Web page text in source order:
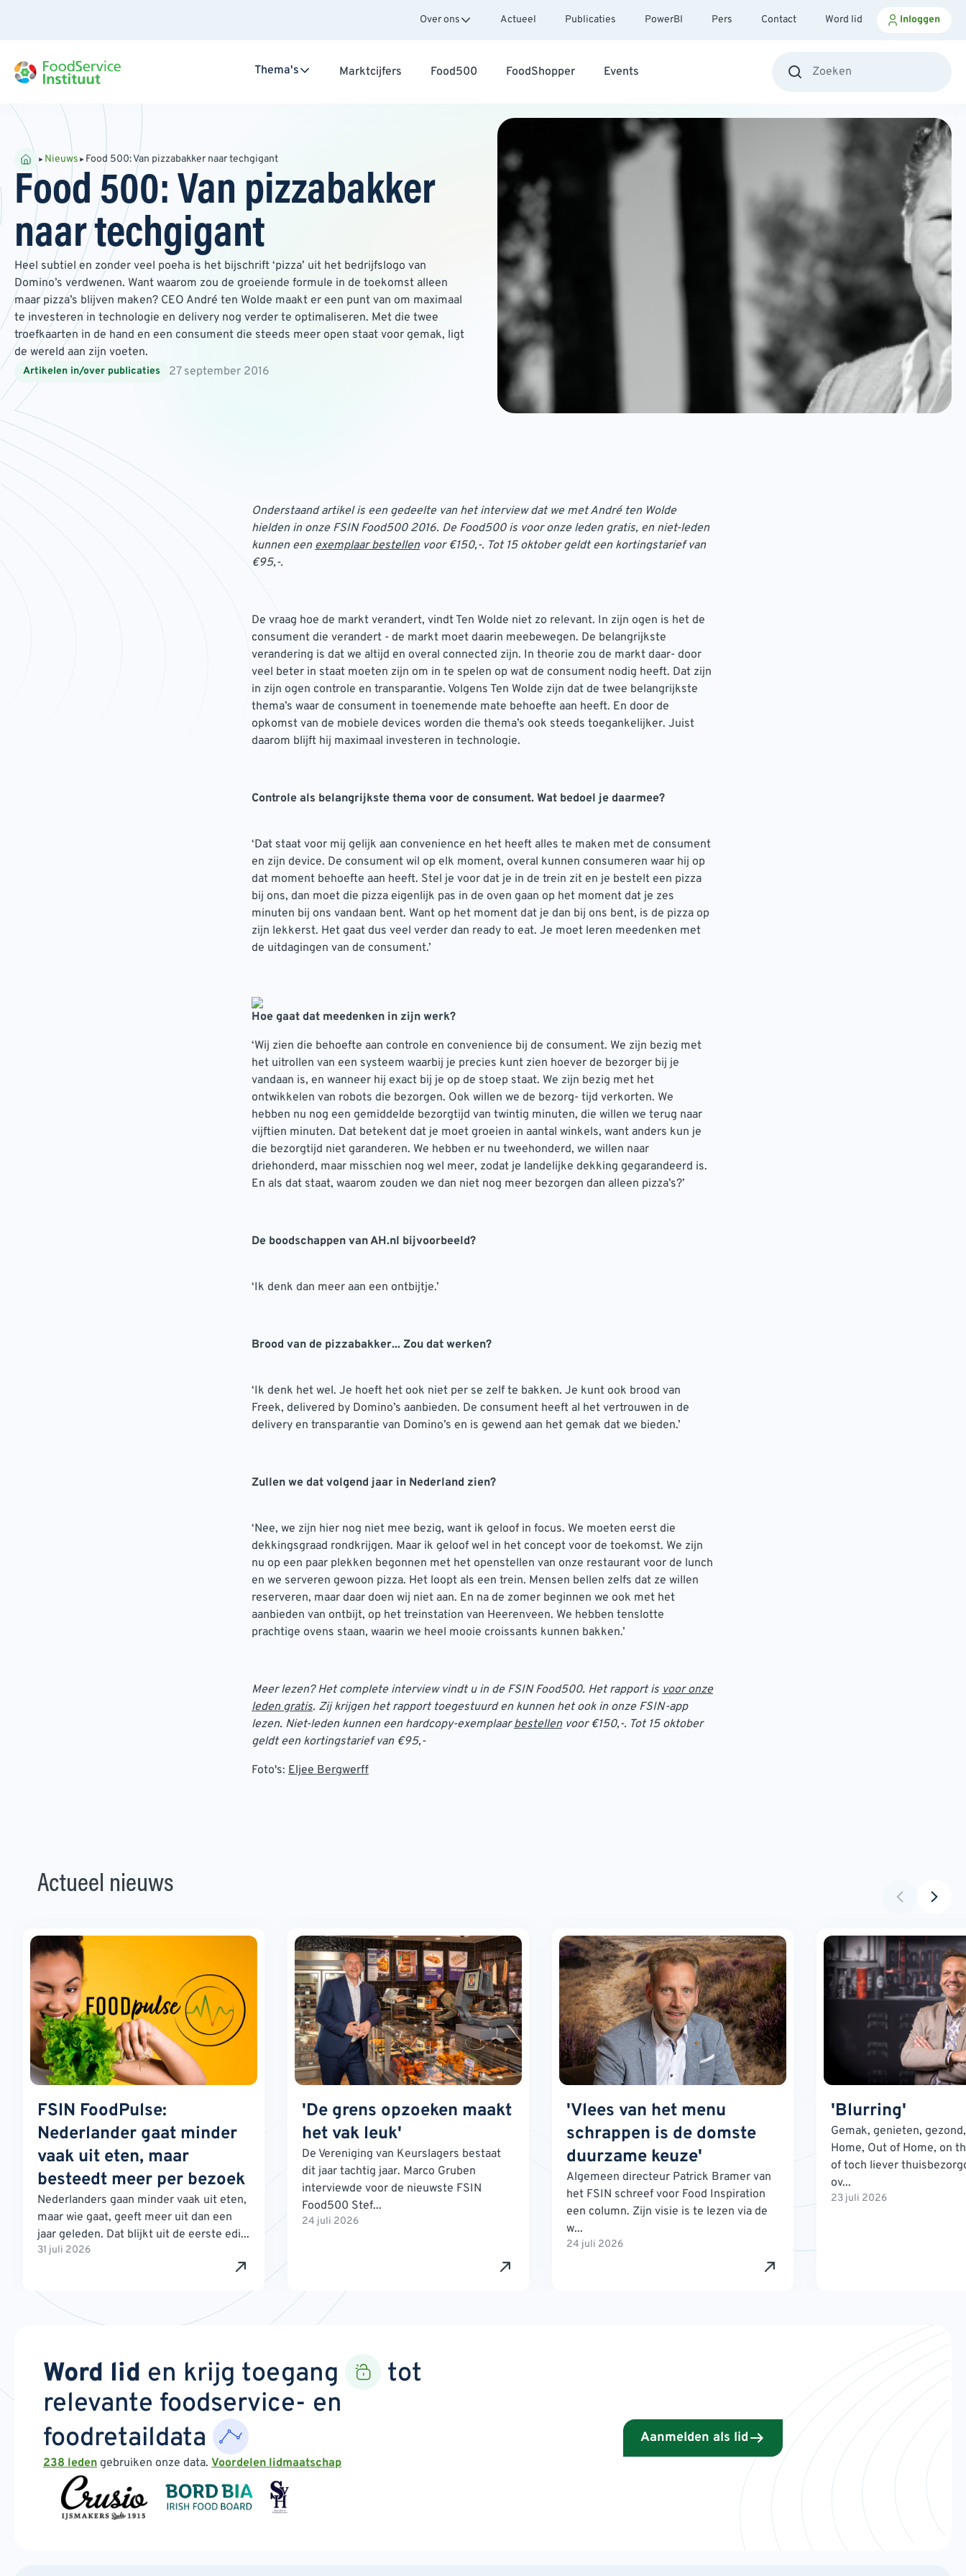
Over ons Actueel Publicaties PowerBI Pers Contact Word lid Inloggen
Thema's Marktcijfers Food500 FoodShopper Events
Nieuws Food 500: Van pizzabakker naar techgigant
Food 500: Van pizzabakker
naar techgigant
Heel subtiel en zonder veel poeha is het bijschrift ‘pizza’ uit het bedrijfslogo van
Domino’s verdwenen. Want waarom zou de groeiende formule in de toekomst alleen
maar pizza’s blijven maken? CEO André ten Wolde maakt er een punt van om maximaal
te investeren in technologie en delivery nog verder te optimaliseren. Met die twee
troefkaarten in de hand en een consument die steeds meer open staat voor gemak, ligt
de wereld aan zijn voeten.
Artikelen in/over publicaties 27 september 2016
Onderstaand artikel is een gedeelte van het interview dat we met André ten Wolde
hielden in onze FSIN Food500 2016. De Food500 is voor onze leden gratis, en niet-leden
kunnen een exemplaar bestellen voor €150,-. Tot 15 oktober geldt een kortingstarief van
€95,-.
De vraag hoe de markt verandert, vindt Ten Wolde niet zo relevant. In zijn ogen is het de
consument die verandert - de markt moet daarin meebewegen. De belangrijkste
verandering is dat we altijd en overal connected zijn. In theorie zou de markt daar- door
veel beter in staat moeten zijn om in te spelen op wat de consument nodig heeft. Dat zijn
in zijn ogen controle en transparantie. Volgens Ten Wolde zijn dat de twee belangrijkste
thema’s waar de consument in toenemende mate behoefte aan heeft. En door de
opkomst van de mobiele devices worden die thema’s ook steeds toegankelijker. Juist
daarom blijft hij maximaal investeren in technologie.
Controle als belangrijkste thema voor de consument. Wat bedoel je daarmee?
‘Dat staat voor mij gelijk aan convenience en het heeft alles te maken met de consument
en zijn device. De consument wil op elk moment, overal kunnen consumeren waar hij op
dat moment behoefte aan heeft. Stel je voor dat je in de trein zit en je bestelt een pizza
bij ons, dan moet die pizza eigenlijk pas in de oven gaan op het moment dat je zes
minuten bij ons vandaan bent. Want op het moment dat je dan bij ons bent, is de pizza op
zijn lekkerst. Het gaat dus veel verder dan ready to eat. Je moet leren meedenken met
de uitdagingen van de consument.’
Hoe gaat dat meedenken in zijn werk?
‘Wij zien die behoefte aan controle en convenience bij de consument. We zijn bezig met
het uitrollen van een systeem waarbij je precies kunt zien hoever de bezorger bij je
vandaan is, en wanneer hij exact bij je op de stoep staat. We zijn bezig met het
ontwikkelen van robots die bezorgen. Ook willen we de bezorg- tijd verkorten. We
hebben nu nog een gemiddelde bezorgtijd van twintig minuten, die willen we terug naar
vijftien minuten. Dat betekent dat je moet groeien in aantal winkels, want anders kun je
die bezorgtijd niet garanderen. We hebben er nu tweehonderd, we willen naar
driehonderd, maar misschien nog wel meer, zodat je landelijke dekking gegarandeerd is.
En als dat staat, waarom zouden we dan niet nog meer bezorgen dan alleen pizza’s?’
De boodschappen van AH.nl bijvoorbeeld?
‘Ik denk dan meer aan een ontbijtje.’
Brood van de pizzabakker... Zou dat werken?
‘Ik denk het wel. Je hoeft het ook niet per se zelf te bakken. Je kunt ook brood van
Freek, delivered by Domino’s aanbieden. De consument heeft al het vertrouwen in de
delivery en transparantie van Domino’s en is gewend aan het gemak dat we bieden.’
Zullen we dat volgend jaar in Nederland zien?
‘Nee, we zijn hier nog niet mee bezig, want ik geloof in focus. We moeten eerst die
dekkingsgraad rondkrijgen. Maar ik geloof wel in het concept voor de toekomst. We zijn
nu op een paar plekken begonnen met het openstellen van onze restaurant voor de lunch
en we serveren gewoon pizza. Het loopt als een trein. Mensen bellen zelfs dat ze willen
reserveren, maar daar doen wij niet aan. En na de zomer beginnen we ook met het
aanbieden van ontbijt, op het treinstation van Heerenveen. We hebben tenslotte
prachtige ovens staan, waarin we heel mooie croissants kunnen bakken.’
Meer lezen? Het complete interview vindt u in de FSIN Food500. Het rapport is voor onze
leden gratis. Zij krijgen het rapport toegestuurd en kunnen het ook in onze FSIN-app
lezen. Niet-leden kunnen een hardcopy-exemplaarbestellen voor €150,-. Tot 15 oktober
geldt een kortingstarief van €95,-
Foto's: Eljee Bergwerff
Actueel nieuws
FSIN FoodPulse:
Nederlander gaat minder
vaak uit eten, maar
besteedt meer per bezoek
Nederlanders gaan minder vaak uit eten,
maar wie gaat, geeft meer uit dan een
jaar geleden. Dat blijkt uit de eerste edi...
31 juli 2026
'De grens opzoeken maakt
het vak leuk'
De Vereniging van Keurslagers bestaat
dit jaar tachtig jaar. Marco Gruben
interviewde voor de nieuwste FSIN
Food500 Stef...
24 juli 2026
'Vlees van het menu
schrappen is de domste
duurzame keuze'
Algemeen directeur Patrick Bramer van
het FSIN schreef voor Food Inspiration
een column. Zijn visie is te lezen via de
w...
24 juli 2026
'Blurring'
Gemak, genieten,
Home, Out of Home, on
of toch liever
ov...
23 juli 2026
Word lid en krijg toegang
tot
relevante foodservice- en
foodretaildata
238 leden gebruiken onze data. Voordelen lidmaatschap
Aanmelden als lid